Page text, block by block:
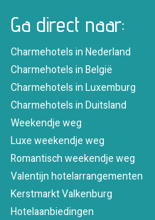
Ga direct naar:
Charmehotels in Nederland
Charmehotels in België
Charmehotels in Luxemburg
Charmehotels in Duitsland
Weekendje weg
Luxe weekendje weg
Romantisch weekendje weg
Valentijn hotelarrangementen
Kerstmarkt Valkenburg
Hotelaanbiedingen